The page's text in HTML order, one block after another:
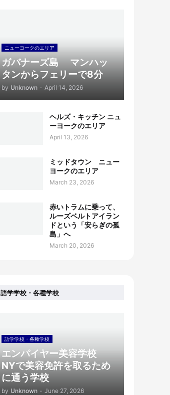
ニューヨークのエリア
ガバナーズ島 マンハッ
タンからフェリーで8分
by Unknown - April 14, 2026
ヘルズ・キッチン ニュ
ーヨークのエリア
April 13, 2026
ミッドタウン ニュー
ヨークのエリア
March 23, 2026
赤いトラムに乗って、
ルーズベルトアイラン
ドという「安らぎの孤
島」へ
March 20, 2026
語学学校・各種学校
語学学校・各種学校
エンパイヤー美容学校
NYで美容免許を取るため
に通う学校
by Unknown - June 27, 2026